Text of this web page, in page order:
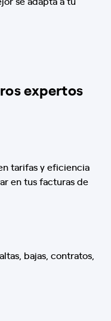
expertos
tarifas y eficiencia
en tus facturas de
bajas, contratos,